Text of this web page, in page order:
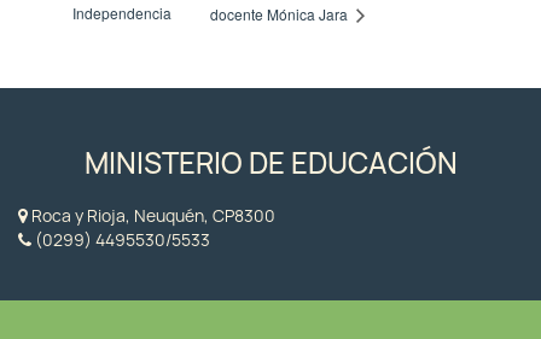
Independencia
docente Mónica Jara
MINISTERIO DE EDUCACIÓN
Roca y Rioja, Neuquén, CP8300
(0299) 4495530/5533